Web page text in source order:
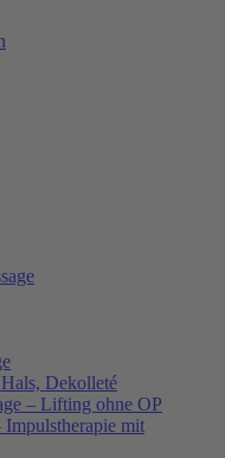
Dekolleté
– Lifting ohne OP
mit